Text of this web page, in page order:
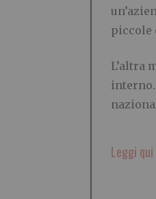
piccole
L’altra
Leggi